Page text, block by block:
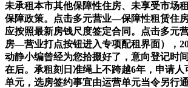
未承租本市其他保障性住房、未享受市场
保障政策。点击多元营业—保障性租赁住
应按照最新房钱尺度签定合同。点击多元
房—营业打点按钮进入专项配租界面），
动静小编曾经为您拾掇好了，意向登记时
在后。承租刻日准绳上不跨越6年，申请人
单元，选房签约事宜由运营单元当令另行